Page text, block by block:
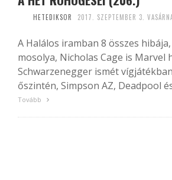
HETEDIKSOR 2017. SZEPTEMBER 3.
A Halálos iramban 8 összes
mosolya, Nicholas Cage is Marvel
Schwarzenegger ismét
őszintén, Simpson AZ, Deadpool
Tovább